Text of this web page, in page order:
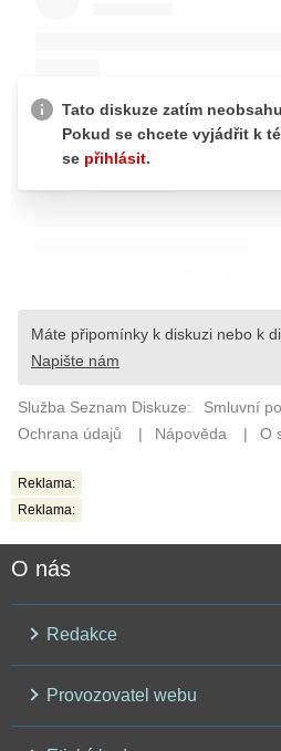
Reklama:
Reklama:
O nás
Redakce
Provozovatel webu